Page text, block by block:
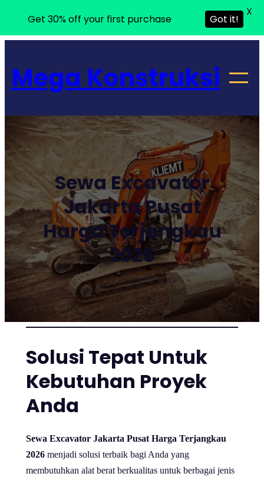
konten
Mega Konstruksi
Sewa Excavator
Jakarta Pusat
Harga Terjangkau
2026
Solusi Tepat Untuk
Kebutuhan Proyek
Anda
Sewa Excavator Jakarta Pusat Harga Terjangkau
2026 menjadi solusi terbaik bagi Anda yang
membutuhkan alat berat berkualitas untuk berbagai jenis
Get 30% off your first purchase Got it!
X